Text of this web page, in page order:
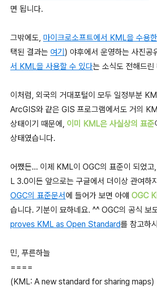
면 됩니다.
그밖에도, 마이크로소프트에서 KML을 수용
택된 결과는 여기) 야후에서 운영하는 사진공
서 KML을 사용할 수 있다는 소식도 전해드린
이처럼, 외국의 거대포털이 모두 일정부분
ArcGIS와 같은 GIS 프로그램에서도 거의
상태이기 때문에, 이미 KML은 사실상의 표준
상태였습니다.
어쨌든... 이제 KML이 OGC의 표준이 되었
L 3.0이든 앞으로는 구글에서 더이상 관여하
OGC의 표준문서에 들어가 보면 아얘 OGC
습니다. 기분이 묘하네요. ^^ OGC의 공식 보
proves KML as Open Standard를 참고하
민, 푸른하늘
====
(KML: A new standard for sharing maps)